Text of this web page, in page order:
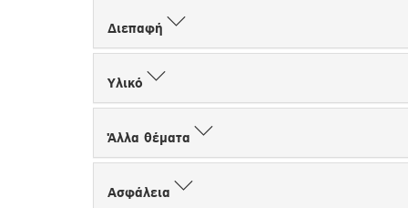
Διεπαφή
Υλικό
Άλλα θέματα
Ασφάλεια